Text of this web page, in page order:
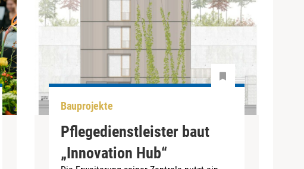
Bauprojekte
Pflegedienstleister baut
„Innovation Hub“